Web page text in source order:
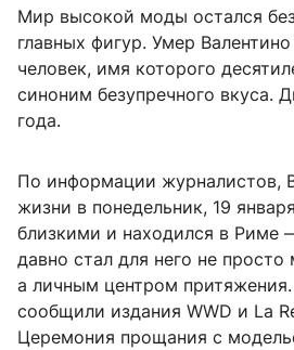
Мир высокой моды остался
главных фигур. Умер
человек, имя которого
синоним безупречного вкуса.
года.
По информации журналистов,
жизни в понедельник, 19
близкими и находился в Риме
давно стал для него не
а личным центром
сообщили издания WWD и La
Церемония прощания с